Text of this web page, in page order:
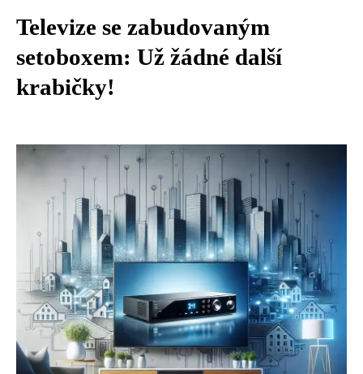
Televize se zabudovaným
setoboxem: Už žádné další
krabičky!